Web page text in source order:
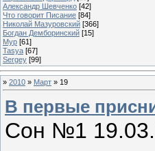
Александр Шевченко [42]
Что говорит Писание [84]
Николай Мазуровский [366]
Богдан Демборинский [15]
Мур [61]
Tasya [67]
Sergey [99]
» 2010 » Март » 19
В первые
Сон №1